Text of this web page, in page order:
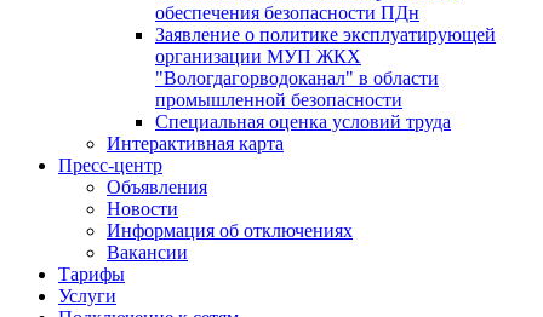
обеспечения безопасности ПДн
Заявление о политике эксплуатирующей
организации МУП ЖКХ
"Вологдагорводоканал" в области
промышленной безопасности
Специальная оценка условий труда
Интерактивная карта
Пресс-центр
Объявления
Новости
Информация об отключениях
Вакансии
Тарифы
Услуги